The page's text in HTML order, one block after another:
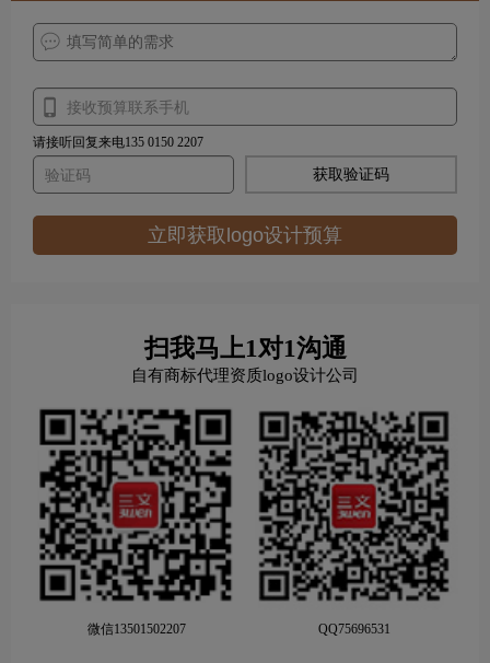
请接听回复来电135 0150 2207
获取验证码
立即获取logo设计预算
扫我马上1对1沟通
自有商标代理资质logo设计公司
微信13501502207 QQ75696531